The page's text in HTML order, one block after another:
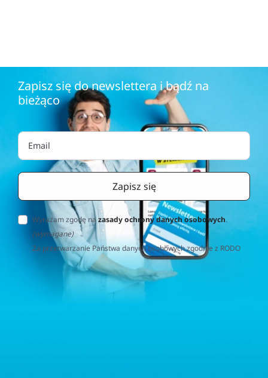
Zapisz się do newslettera i bądź na
bieżąco
Wyrażam zgodę nazasady ochrony danych osobowych.
(wymagane)
Za przetwarzanie Państwa danych osobowych zgodnie z RODO
(Rozporządzenie o Ochronie Danych Osobowych) odpowiedzialna
jest firma Home&Decor Sp. z o.o., Instalatorów 17/108, 02-237
Warszawa, Polska, NIP: PL5223059837 („Administrator”). W